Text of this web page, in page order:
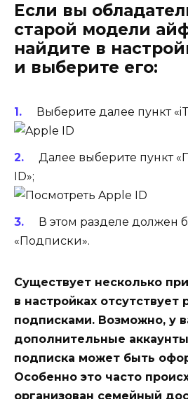
Если вы
старой модели
найдите в
и выберите его:
Выберите далее пункт
Далее выберите пункт
ID»;
В этом разделе должен
«Подписки».
Существует несколько
в настройках отсутствует
подписками. Возможно, у
дополнительные
подписка может быть
Особенно это часто
организован семейный